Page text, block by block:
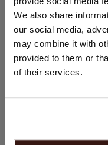
We also share
our social media,
may combine it with
provided to them or
of their services.
VERZENDEN &
DIT VINDT
U bezoekt Repeat
land wijzigen?
Verenigde